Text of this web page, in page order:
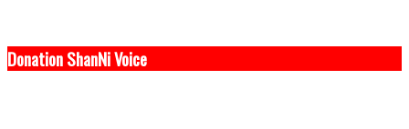
Donation ShanNi Voice